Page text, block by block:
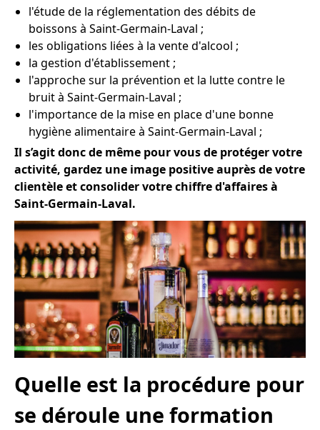
l'étude de la réglementation des débits de
boissons à Saint-Germain-Laval ;
les obligations liées à la vente d'alcool ;
la gestion d'établissement ;
l'approche sur la prévention et la lutte contre le
bruit à Saint-Germain-Laval ;
l'importance de la mise en place d'une bonne
hygiène alimentaire à Saint-Germain-Laval ;
Il s’agit donc de même pour vous de protéger votre
activité, gardez une image positive auprès de votre
clientèle et consolider votre chiffre d'affaires à
Saint-Germain-Laval.
Quelle est la procédure pour
se déroule une formation